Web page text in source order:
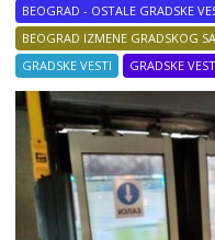
BEOGRAD - OSTALE GRADSKE
BEOGRAD IZMENE GRADSKOG
GRADSKE VESTI
GRADSKE